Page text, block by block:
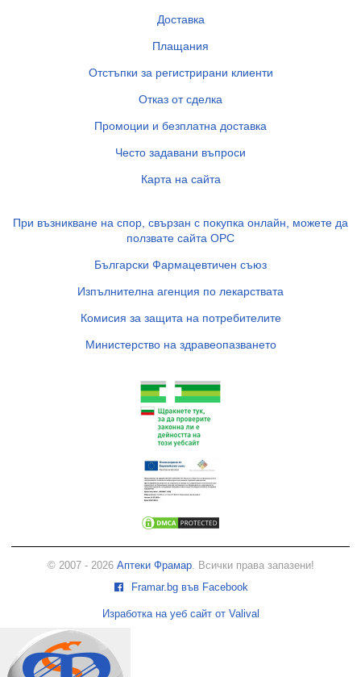
Доставка
Плащания
Отстъпки за регистрирани клиенти
Отказ от сделка
Промоции и безплатна доставка
Често задавани въпроси
Карта на сайта
При възникване на спор, свързан с покупка онлайн, можете да
ползвате сайта ОРС
Български Фармацевтичен съюз
Изпълнителна агенция по лекарствата
Комисия за защита на потребителите
Министерство на здравеопазването
© 2007 - 2026 Аптеки Фрамар. Всички права запазени!
Framar.bg във Facebook
Изработка на уеб сайт от Valival